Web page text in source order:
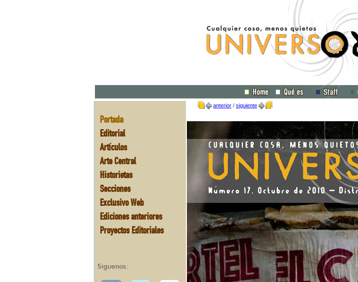
a
Portada
Editorial
Artículos
Arte Central
Historietas
Secciones
Exclusivo Web
Ediciones anteriores
Proyectos Editoriales
Síguenos:
anterior / siguiente